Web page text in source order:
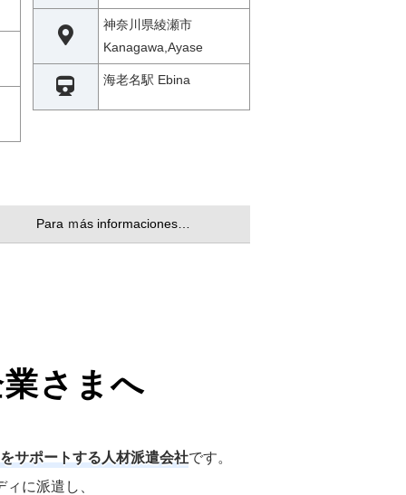
神奈川県綾瀬市
Kanagawa,Ayase
海老名駅 Ebina
Para ｍás informaciones…
さまへ
サポートする人材派遣会社です。
に派遣し、